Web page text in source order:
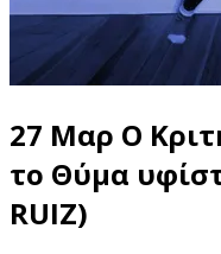
27 Μαρ Ο
το Θύμα
RUIZ)